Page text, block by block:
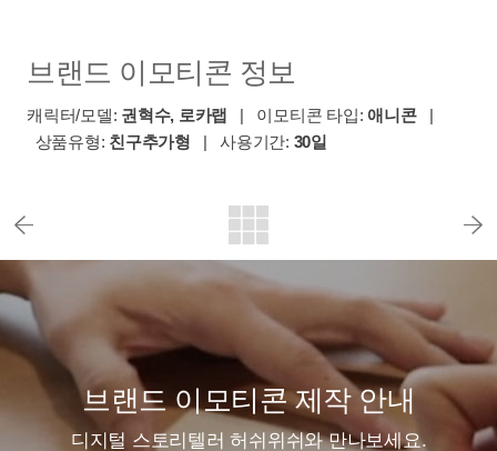
브랜드 이모티콘 정보
캐릭터/모델: 권혁수, 로카랩 | 이모티콘 타입: 애니콘|
상품유형: 친구추가형 | 사용기간: 30일
브랜드 이모티콘 제작 안내
디지털 스토리텔러 허쉬위쉬와 만나보세요.